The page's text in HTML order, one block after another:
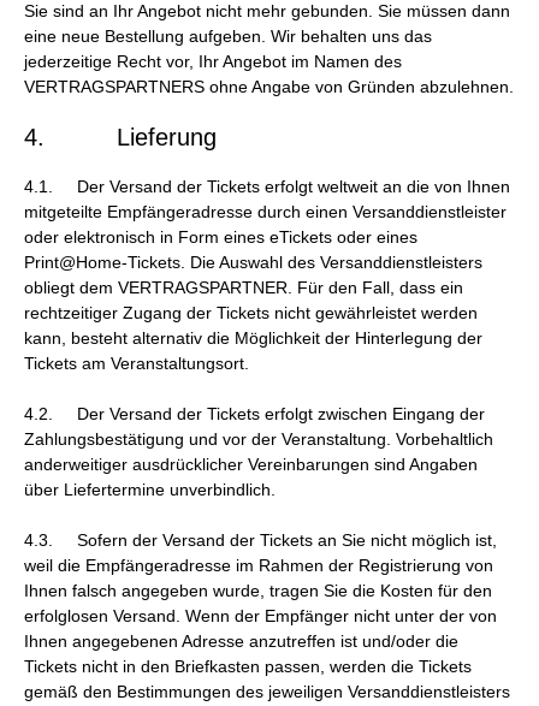
Sie sind an Ihr Angebot nicht mehr gebunden. Sie müssen dann
eine neue Bestellung aufgeben. Wir behalten uns das
jederzeitige Recht vor, Ihr Angebot im Namen des
VERTRAGSPARTNERS ohne Angabe von Gründen abzulehnen.
4. Lieferung
4.1. Der Versand der Tickets erfolgt weltweit an die von Ihnen
mitgeteilte Empfängeradresse durch einen Versanddienstleister
oder elektronisch in Form eines eTickets oder eines
Print@Home-Tickets. Die Auswahl des Versanddienstleisters
obliegt dem VERTRAGSPARTNER. Für den Fall, dass ein
rechtzeitiger Zugang der Tickets nicht gewährleistet werden
kann, besteht alternativ die Möglichkeit der Hinterlegung der
Tickets am Veranstaltungsort.
4.2. Der Versand der Tickets erfolgt zwischen Eingang der
Zahlungsbestätigung und vor der Veranstaltung. Vorbehaltlich
anderweitiger ausdrücklicher Vereinbarungen sind Angaben
über Liefertermine unverbindlich.
4.3. Sofern der Versand der Tickets an Sie nicht möglich ist,
weil die Empfängeradresse im Rahmen der Registrierung von
Ihnen falsch angegeben wurde, tragen Sie die Kosten für den
erfolglosen Versand. Wenn der Empfänger nicht unter der von
Ihnen angegebenen Adresse anzutreffen ist und/oder die
Tickets nicht in den Briefkasten passen, werden die Tickets
gemäß den Bestimmungen des jeweiligen Versanddienstleisters